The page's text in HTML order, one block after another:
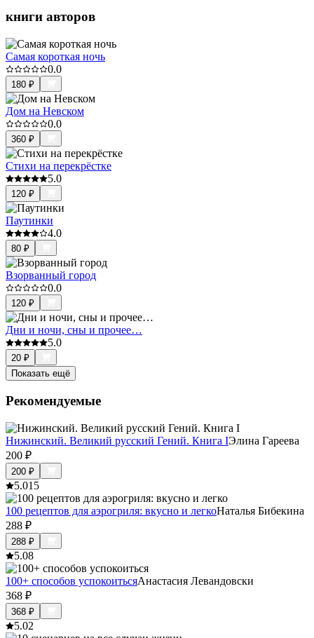
книги авторов
Самая короткая ночь
0.0
180 ₽
Дом на Невском
0.0
360 ₽
Стихи на перекрёстке
5.0
120 ₽
Паутинки
4.0
80 ₽
Взорванный город
0.0
120 ₽
Дни и ночи, сны и прочее…
5.0
20 ₽
Показать ещё
Рекомендуемые
Нижинский. Великий русский Гений. Книга IЭлина Гареева
200 ₽
200 ₽
5.015
100 рецептов для аэрогриля: вкусно и легкоНаталья Бибекина
288 ₽
288 ₽
5.08
100+ способов успокоитьсяАнастасия Левандовски
368 ₽
368 ₽
5.02